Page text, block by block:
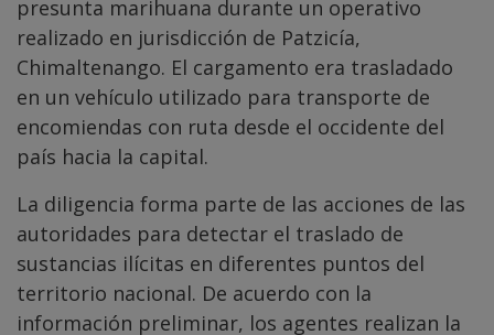
presunta marihuana durante un operativo
realizado en jurisdicción de Patzicía,
Chimaltenango. El cargamento era trasladado
en un vehículo utilizado para transporte de
encomiendas con ruta desde el occidente del
país hacia la capital.
La diligencia forma parte de las acciones de las
autoridades para detectar el traslado de
sustancias ilícitas en diferentes puntos del
territorio nacional. De acuerdo con la
información preliminar, los agentes realizan la